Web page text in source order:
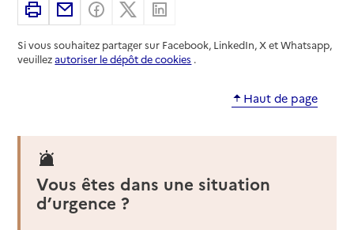
ImprimerPartager par email
Partager sur Facebook
Partager sur X
Si vous souhaitez partager sur Facebook, LinkedIn, X et Whatsapp,
veuillezautoriser le dépôt de cookies .
Haut de page
Vous êtes dans une situation
d’urgence ?